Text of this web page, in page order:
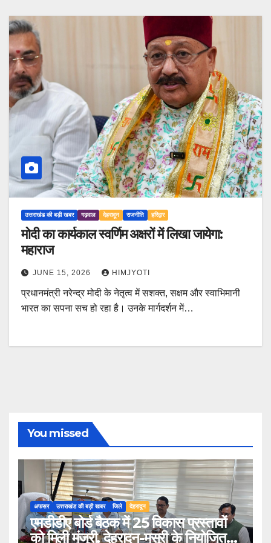
उत्तराखंड की बड़ी खबर गढ़वाल देहरादून राजनीति हरिद्वार
मोदी का कार्यकाल स्वर्णिम अक्षरों में लिखा जायेगा:
महाराज
JUNE 15, 2026 HIMJYOTI
प्रधानमंत्री नरेन्द्र मोदी के नेतृत्व में सशक्त, सक्षम और स्वाभिमानी
भारत का सपना सच हो रहा है। उनके मार्गदर्शन में…
You missed
अफसर उत्तराखंड की बड़ी खबर जिले देहरादून
एमडीडीए बोर्ड बैठक में 25 विकास प्रस्तावों
को मिली मंजूरी, देहरादून-मसूरी के नियोजित